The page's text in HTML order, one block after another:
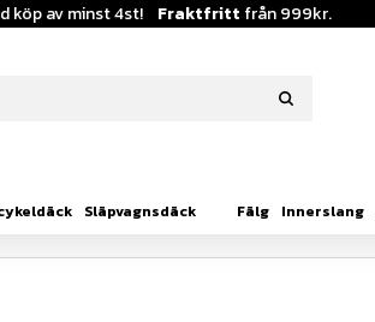
köp av minst 4st! Fraktfritt från 999kr.
Släpvagnsdäck Fälg Innerslang